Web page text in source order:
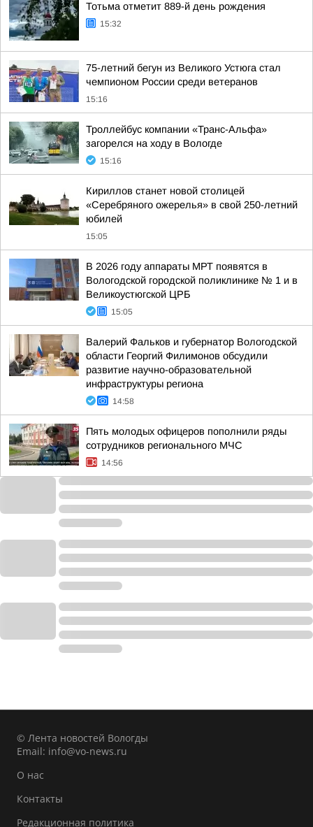
Тотьма отметит 889-й день рождения
15:32
75-летний бегун из Великого Устюга стал
чемпионом России среди ветеранов
15:16
Троллейбус компании «Транс-Альфа»
загорелся на ходу в Вологде
15:16
Кириллов станет новой столицей
«Серебряного ожерелья» в свой 250-летний
юбилей
15:05
В 2026 году аппараты МРТ появятся в
Вологодской городской поликлинике № 1 и в
Великоустюгской ЦРБ
15:05
Валерий Фальков и губернатор Вологодской
области Георгий Филимонов обсудили
развитие научно-образовательной
инфраструктуры региона
14:58
Пять молодых офицеров пополнили ряды
сотрудников регионального МЧС
14:56
© Лента новостей Вологды
Email: info@vo-news.ru
О нас
Контакты
Редакционная политика